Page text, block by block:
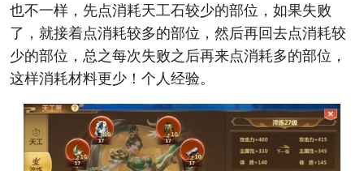
也不一样，先点消耗天工石较少的部位，如果失败
了，就接着点消耗较多的部位，然后再回去点消耗较
少的部位，总之每次失败之后再来点消耗多的部位，
这样消耗材料更少！个人经验。